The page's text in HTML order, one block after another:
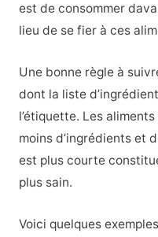
est de consommer
lieu de se fier à ces
Une bonne règle à
dont la liste
l’étiquette. Les
moins d’ingrédients et
est plus courte
plus sain.
Voici quelques